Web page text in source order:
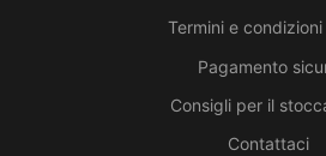
Termini e
Pagamento
Consigli per il
Contattaci